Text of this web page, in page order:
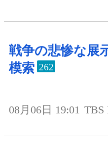
戦争の悲惨な展
模索 262
08月06日 19:01 TBS